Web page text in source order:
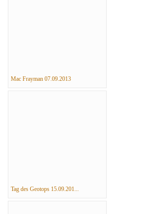
Mac Frayman 07.09.2013
Tag des Geotops 15.09.201...